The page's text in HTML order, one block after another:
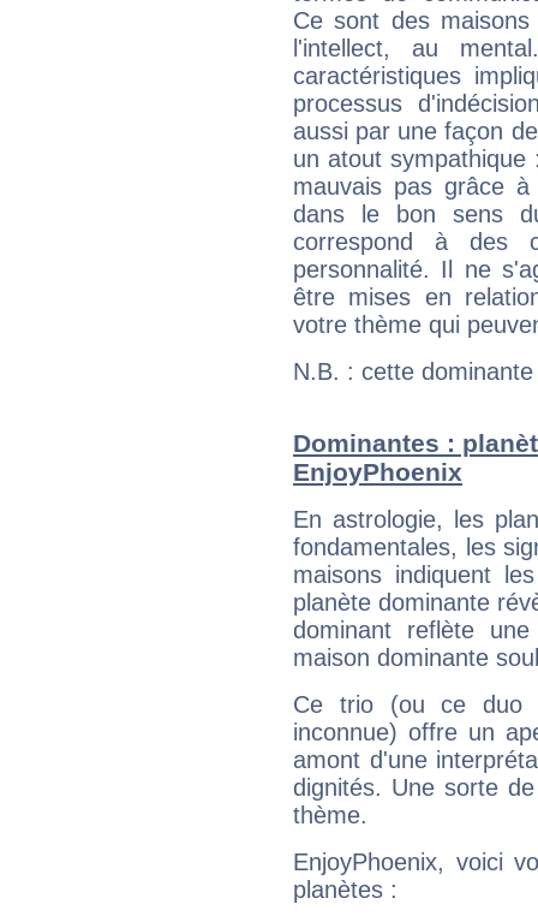
Ce sont des
l'intellect, au
caractéristiques
processus
aussi par une façon
un atout
mauvais pas grâce
dans le bon sens
correspond à des
personnalité. Il ne
être mises en
votre thème qui
N.B. : cette
Dominantes :
EnjoyPhoenix
En astrologie, les
fondamentales, les
maisons indiquent
planète dominante
dominant reflète
maison dominante
Ce trio (ou ce duo
inconnue) offre un
amont d'une
dignités. Une sorte
thème.
EnjoyPhoenix, voici
planètes :